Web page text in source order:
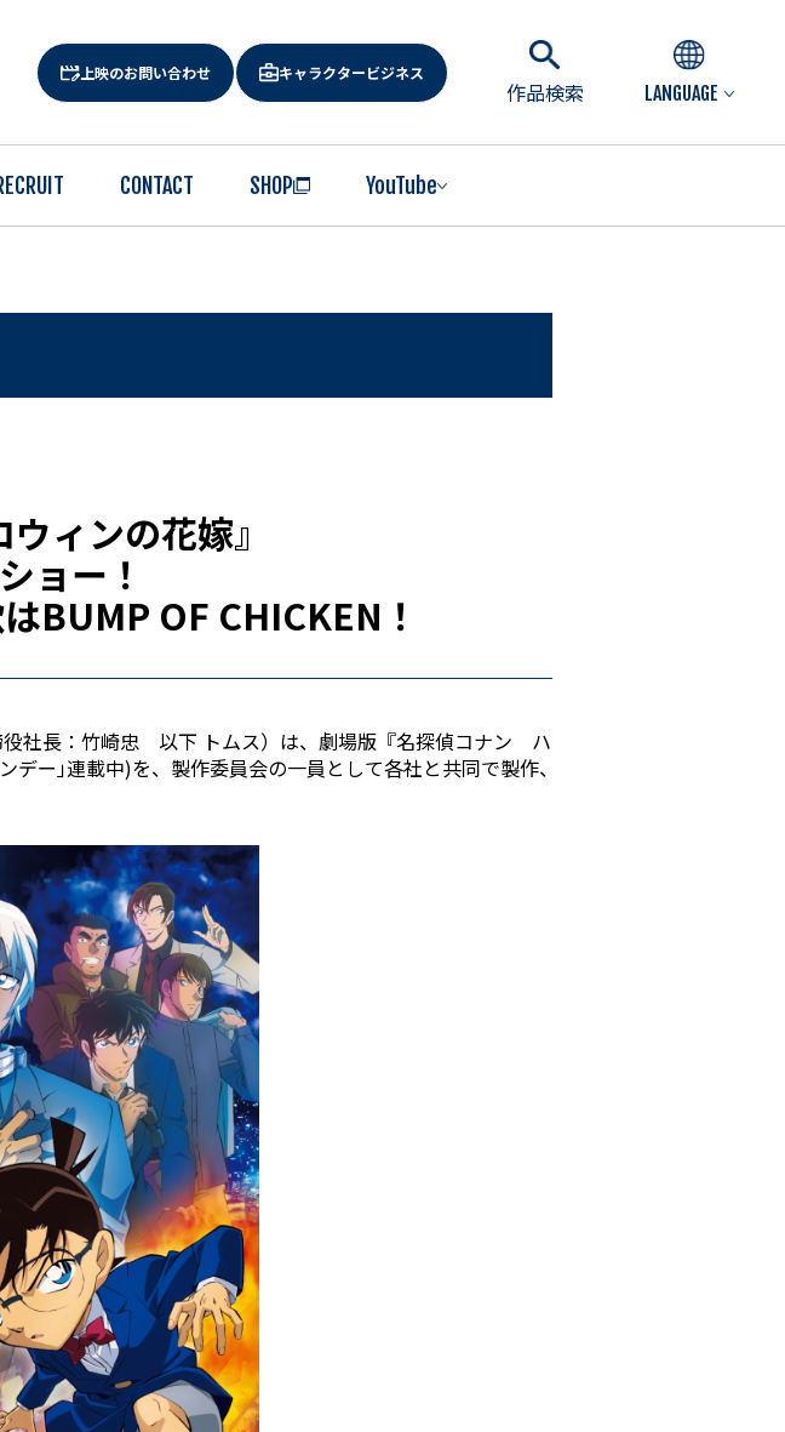
上映のお問い合わせ
キャラクタービジネス
作品検索 LANGUAGE
CONTACT SHOP YouTube
ィンの花嫁』
ョー！
BUMP OF CHICKEN！
社長：竹崎忠 以下 トムス）は、劇場版『名探偵コナン ハ
ー｣連載中)を、製作委員会の一員として各社と共同で製作、